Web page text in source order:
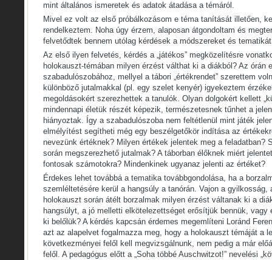
mint általános ismeretek és adatok átadása a témáról.
Mivel ez volt az első próbálkozásom e téma tanítását illetően,
rendelkeztem. Noha úgy érzem, alaposan átgondoltam és
felvetődtek bennem utólag kérdések a módszereket és
Az első ilyen felvetés, kérdés a „játékos” megközelítésre
holokauszt-témában milyen érzést válthat ki a diákból? Az órán
szabadulószobához, mellyel a tábori „értékrendet” szerettem
különböző jutalmakkal (pl. egy szelet kenyér) igyekeztem
megoldásokért szerezhettek a tanulók. Olyan dolgokért kellett
mindennapi életük részét képezik, természetesnek tűnhet a
hiányoztak. Így a szabadulószoba nem feltétlenül mint játék
elmélyítést segítheti még egy beszélgetőkör indítása az
nevezünk értéknek? Milyen értékek jelentek meg a feladatban?
során megszerezhető jutalmak? A táborban élőknek miért
fontosak számotokra? Mindenkinek ugyanaz jelenti az értéket?
Érdekes lehet továbbá a tematika továbbgondolása, ha a
szemléltetésére kerül a hangsúly a tanórán. Vajon a gyilkosság,
holokauszt során átélt borzalmak milyen érzést váltanak ki a
hangsúlyt, a jó melletti elkötelezettséget erősítjük bennük, vagy
ki belőlük? A kérdés kapcsán érdemes megemlíteni Loránd
azt az alapelvet fogalmazza meg, hogy a holokauszt témáját a
következményei felől kell megvizsgálnunk, nem pedig a már
felől. A pedagógus előtt a „Soha többé Auschwitzot!” nevelési